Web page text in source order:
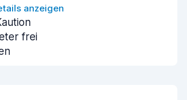
anzeigen
frei